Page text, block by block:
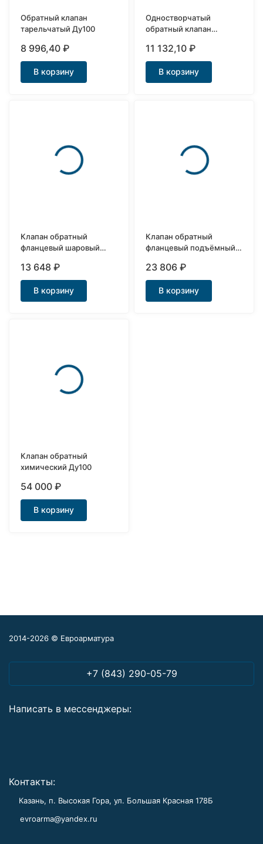
Обратный клапан
тарельчатый Ду100
8 996,40₽
В корзину
Одностворчатый
обратный клапан
11 132,10₽
В корзину
Клапан обратный
фланцевый шаровый
13 648₽
В корзину
Клапан обратный
фланцевый подъёмный
23 806₽
В корзину
Клапан обратный
химический Ду100
54 000₽
В корзину
2014-2026 © Евроарматура
+7 (843) 290-05-79
Написать в мессенджеры:
Контакты:
Казань, п. Высокая Гора, ул. Большая Красная 178Б
evroarma@yandex.ru